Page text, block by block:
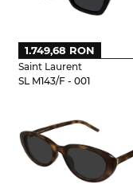
Saint Laurent
SL M143/F - 001
1.749,68 RON